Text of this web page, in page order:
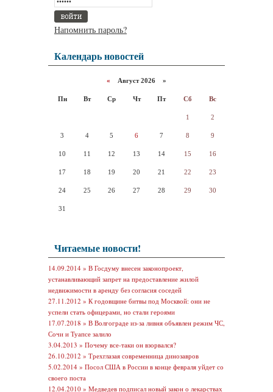
Напомнить пароль?
Календарь новостей
« Август 2026 »
Пн Вт Ср Чт Пт Сб Вс
1 2
3 4 5 6 7 8 9
10 11 12 13 14 15 16
17 18 19 20 21 22 23
24 25 26 27 28 29 30
31
Читаемые новости!
14.09.2014 » В Госдуму внесен законопроект,
устанавливающий запрет на предоставление жилой
недвижимости в аренду без согласия соседей
27.11.2012 » К годовщине битвы под Москвой: они не
успели стать офицерами, но стали героями
17.07.2018 » В Волгограде из-за ливня объявлен режим ЧС,
Сочи и Туапсе залило
3.04.2013 » Почему все-таки он взорвался?
26.10.2012 » Трехглазая современница динозавров
5.02.2014 » Посол США в России в конце февраля уйдет со
своего поста
12.04.2010 » Медведев подписал новый закон о лекарствах